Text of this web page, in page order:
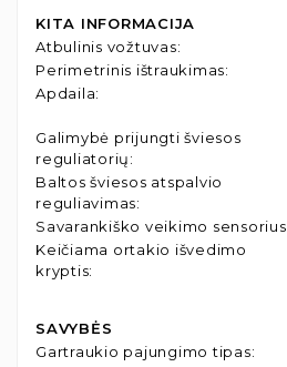
KITA INFORMACIJA
Atbulinis vožtuvas:
Perimetrinis ištraukimas:
Apdaila:
Galimybė prijungti šviesos
reguliatorių:
Baltos šviesos atspalvio
reguliavimas:
Savarankiško veikimo sensorius
Keičiama ortakio išvedimo
kryptis:
SAVYBĖS
Gartraukio pajungimo tipas: